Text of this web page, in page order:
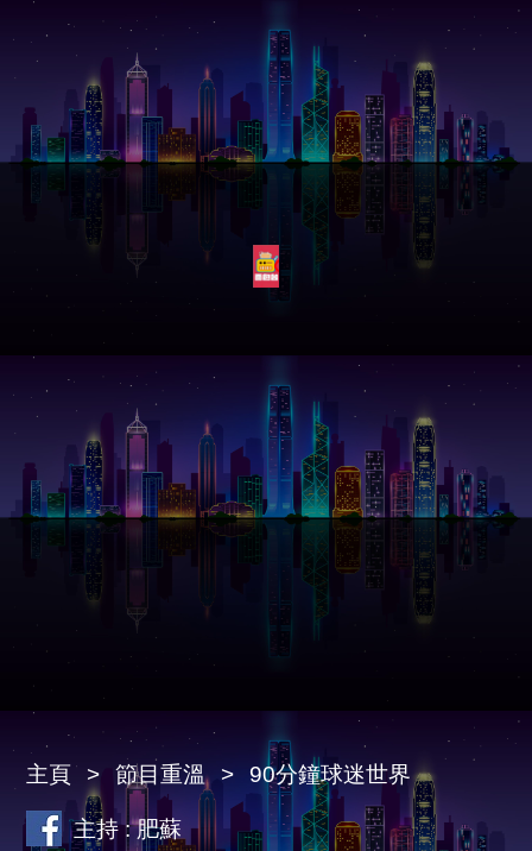
主頁 節目重溫 90分鐘球迷世界
主持 : 肥蘇